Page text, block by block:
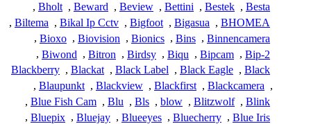
Besta
,
Bestek
,
Bettini
,
Beview
,
Beward
,
Bholt
,
BHOMEA
,
Bigasua
,
Bigfoot
,
Bikal Ip Cctv
,
Biltema
,
Binnencamera
,
Bins
,
Bionics
,
Biovision
,
Bioxo
,
Bip-2
,
Bipcam
,
Biqu
,
Birdsy
,
Bitron
,
Biwond
,
Black
,
Black Eagle
,
Black Label
,
Blackat
,
Blackberry
,
Blackcamera
,
Blackfirst
,
Blackview
,
Blaupunkt
,
Blink
,
Blitzwolf
,
blow
,
Bls
,
Blu
,
Blue Fish Cam
,
Blue Iris
,
Bluecherry
,
Blueeyes
,
Bluejay
,
Bluepix
,